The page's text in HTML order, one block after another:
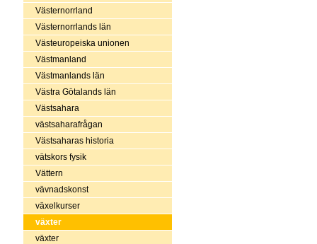
Västernorrland
Västernorrlands län
Västeuropeiska unionen
Västmanland
Västmanlands län
Västra Götalands län
Västsahara
västsaharafrågan
Västsaharas historia
vätskors fysik
Vättern
vävnadskonst
växelkurser
växter
växter